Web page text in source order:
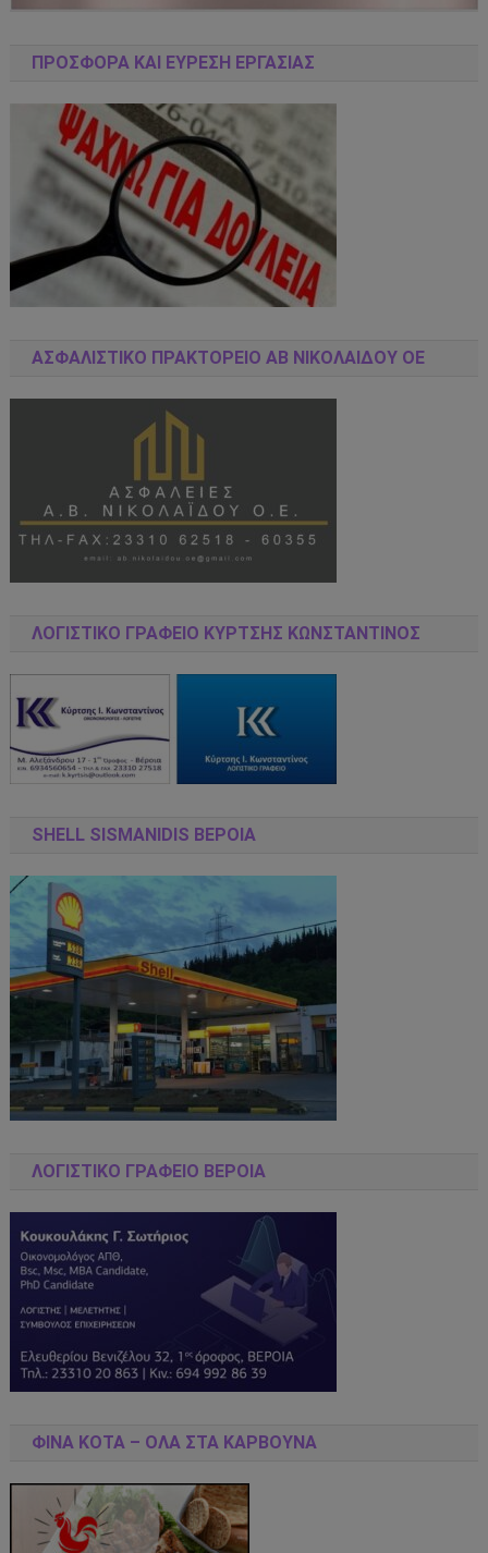
ΠΡΟΣΦΟΡΑ ΚΑΙ ΕΥΡΕΣΗ ΕΡΓΑΣΙΑΣ
ΑΣΦΑΛΙΣΤΙΚΌ ΠΡΑΚΤΟΡΕΊΟ ΑΒ ΝΙΚΟΛΑΙΔΟΥ ΟΕ
ΛΟΓΙΣΤΙΚΌ ΓΡΑΦΕΊΟ ΚΎΡΤΣΗΣ ΚΩΝΣΤΑΝΤΊΝΟΣ
SHELL SISMANIDIS ΒΕΡΟΙΑ
ΛΟΓΙΣΤΙΚΌ ΓΡΑΦΕΊΟ ΒΈΡΟΙΑ
ΦΊΝΑ ΚΌΤΑ – ΌΛΑ ΣΤΑ ΚΆΡΒΟΥΝΑ